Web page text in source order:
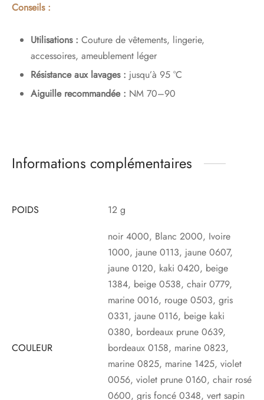
Conseils :
Utilisations : Couture de vêtements, lingerie,
accessoires, ameublement léger
Résistance aux lavages : jusqu’à 95 °C
Aiguille recommandée : NM 70–90
Informations complémentaires
POIDS 12 g
COULEUR
noir 4000, Blanc 2000, Ivoire
1000, jaune 0113, jaune 0607,
jaune 0120, kaki 0420, beige
1384, beige 0538, chair 0779,
marine 0016, rouge 0503, gris
0331, jaune 0116, beige kaki
0380, bordeaux prune 0639,
bordeaux 0158, marine 0823,
marine 0825, marine 1425, violet
0056, violet prune 0160, chair rosé
0600, gris foncé 0348, vert sapin